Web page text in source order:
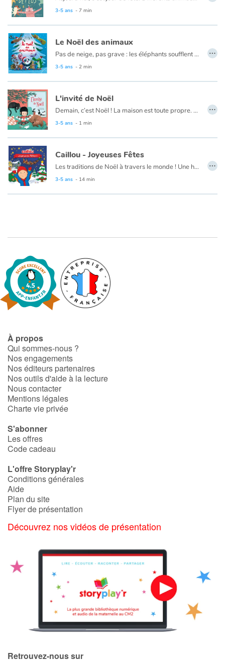
3-5 ans - 7 min
Le Noël des animaux
Pas de neige, pas grave : les éléphants soufflent des confettis blancs par leur trompe et la magie opère. Les grenouilles s'égosillent en chantant Petit Papa Noël. Les vaches essaient de passer par la cheminée. Les petits crocos mangent les cadeaux, le hibou nous chouette à tous un joyeux Noël ! Éclats de rire et poésie au rendez-vous.
3-5 ans - 2 min
…
L'invité de Noël
Demain, c’est Noël ! La maison est toute propre. Le gâteau est prêt. Le sapin est décoré. Aujourd’hui, c’est Noël ! Oh non, quelqu’un a taché le tapis ! Quelqu’un a croqué dans le gâteau. Quelqu’un a cassé une branche du sapin. Oh ! mais... regardez sous le sapin !
3-5 ans - 1 min
…
Caillou - Joyeuses Fêtes
Les traditions de Noël à travers le monde ! Une histoire par jour avant le jour de Noël. La famille de Caillou et ses amis se préparent pour la grande fête de Noël.
Une belle façon de voyager à travers les traditions de Noël.
3-5 ans - 14 min
…
À propos
Qui sommes-nous ?
Nos engagements
Nos éditeurs partenaires
Nos outils d'aide à la lecture
Nous contacter
Mentions légales
Charte vie privée
S'abonner
Les offres
Code cadeau
L'offre Storyplay'r
Conditions générales
Aide
Plan du site
Flyer de présentation
Découvrez nos vidéos de présentation
Retrouvez-nous sur